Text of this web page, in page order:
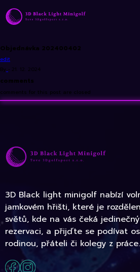
Objednávka 202400402
edit
By • 21. 12. 2024
comments
comments for this post are closed
3D Black light minigolf nabízí
jamkovém hřišti, které je
světů, kde na vás čeká
rezervaci, a přijďte se podívat
rodinou, přáteli či kolegy z práce.